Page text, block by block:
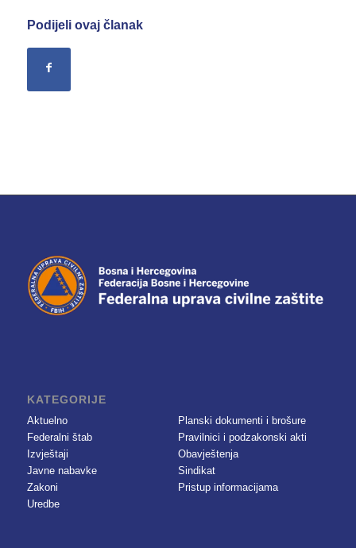
Podijeli ovaj članak
KATEGORIJE
Aktuelno
Federalni štab
Izvještaji
Javne nabavke
Zakoni
Uredbe
Planski dokumenti i brošure
Pravilnici i podzakonski akti
Obavještenja
Sindikat
Pristup informacijama